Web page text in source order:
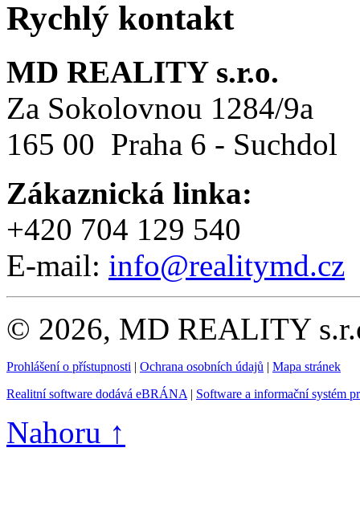
Rychlý kontakt
MD REALITY s.r.o.
Za Sokolovnou 1284/9a
165 00 Praha 6 - Suchdol
Zákaznická linka:
+420 704 129 540
E-mail: info@realitymd.cz
© 2026, MD REALITY
Prohlášení o přístupnosti | Ochrana osobních údajů | Mapa stránek
Realitní software dodává eBRÁNA | Software a informační systém
Nahoru ↑